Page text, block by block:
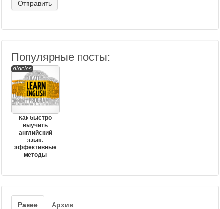
Популярные посты:
diocles
Как быстро
выучить
английский
язык:
эффективные
методы
Ранее Архив